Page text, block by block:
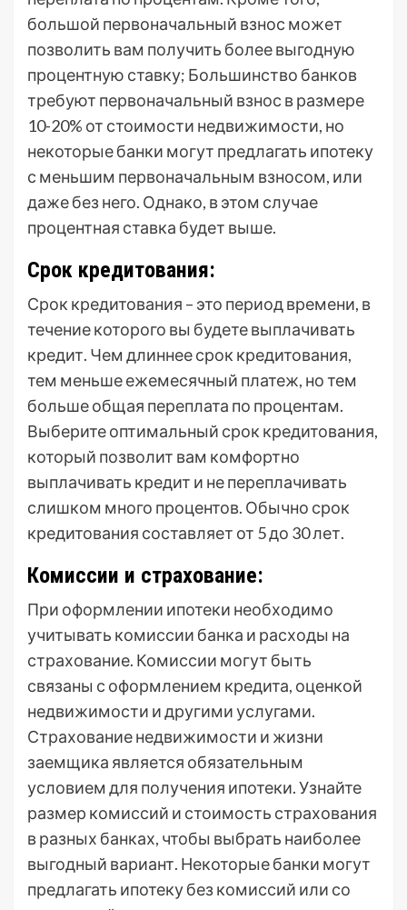
большой первоначальный взнос может
позволить вам получить более выгодную
процентную ставку; Большинство банков
требуют первоначальный взнос в размере
10-20% от стоимости недвижимости, но
некоторые банки могут предлагать ипотеку
с меньшим первоначальным взносом, или
даже без него. Однако, в этом случае
процентная ставка будет выше.
Срок кредитования:
Срок кредитования – это период времени, в
течение которого вы будете выплачивать
кредит. Чем длиннее срок кредитования,
тем меньше ежемесячный платеж, но тем
больше общая переплата по процентам.
Выберите оптимальный срок кредитования,
который позволит вам комфортно
выплачивать кредит и не переплачивать
слишком много процентов. Обычно срок
кредитования составляет от 5 до 30 лет.
Комиссии и страхование:
При оформлении ипотеки необходимо
учитывать комиссии банка и расходы на
страхование. Комиссии могут быть
связаны с оформлением кредита, оценкой
недвижимости и другими услугами.
Страхование недвижимости и жизни
заемщика является обязательным
условием для получения ипотеки. Узнайте
размер комиссий и стоимость страхования
в разных банках, чтобы выбрать наиболее
выгодный вариант. Некоторые банки могут
предлагать ипотеку без комиссий или со